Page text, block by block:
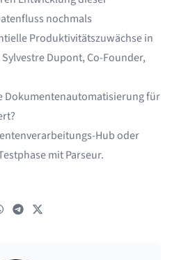
nochmals
Produktivitätszuwächse in
Dupont, Co-Founder,
Dokumentenautomatisierung für
Huboder
mit Parseur.
WhatsAppTelegram